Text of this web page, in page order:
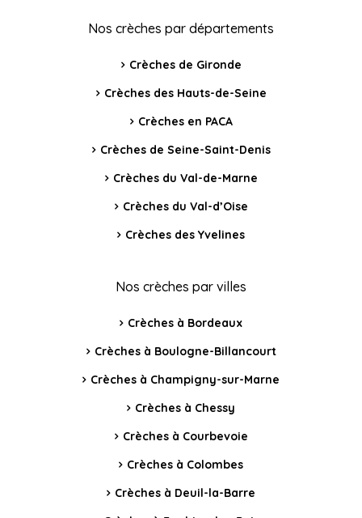
Nos crèches par départements
Crèches de Gironde
Crèches des Hauts-de-Seine
Crèches en PACA
Crèches de Seine-Saint-Denis
Crèches du Val-de-Marne
Crèches du Val-d’Oise
Crèches des Yvelines
Nos crèches par villes
Crèches à Bordeaux
Crèches à Boulogne-Billancourt
Crèches à Champigny-sur-Marne
Crèches à Chessy
Crèches à Courbevoie
Crèches à Colombes
Crèches à Deuil-la-Barre